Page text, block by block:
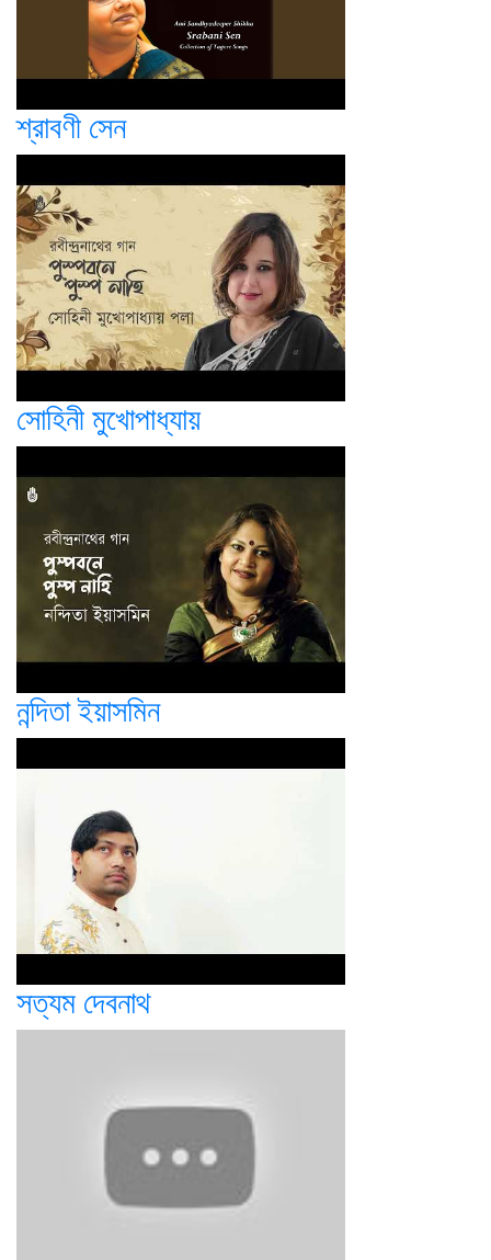
শ্রাবণী সেন
সোহিনী মুখোপাধ্যায়
নন্দিতা ইয়াসমিন
সত্যম দেবনাথ